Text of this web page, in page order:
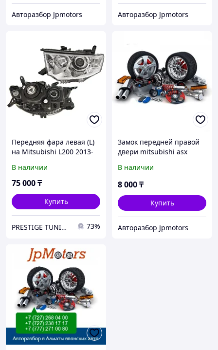
Авторазбор Jpmotors Авторазбор Jpmotors
Передняя фара левая (L)
на Mitsubishi L200 2013-
В наличии
75 000₸
Купить
PRESTIGE TUNING 73%
Замок передней правой
двери mitsubishi asx
В наличии
8 000₸
Купить
Авторазбор Jpmotors